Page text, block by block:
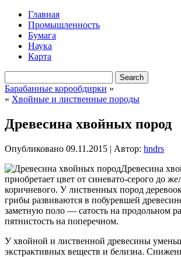
Главная
Промышленность
Бумага
Наука
Карта
Барабанные корообдирки »
« Хвойные и лиственные породы
Древесина хвойных пород
Опубликовано 09.11.2015 | Автор: hndrs
Древесина
приобретает цвет от синевато-серого до
коричневого. У лиственных пород
грибы развиваются в побуревшей
заметную поло — сатость на продольном
пятнистость на поперечном.
У хвойной и лиственной древесины
экстрактивных веществ и белизна.